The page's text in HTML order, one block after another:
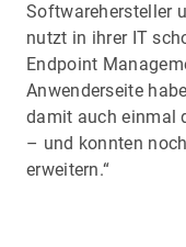
Softwarehersteller
nutzt in ihrer IT
Endpoint
Anwenderseite
damit auch einmal
– und konnten
erweitern.“